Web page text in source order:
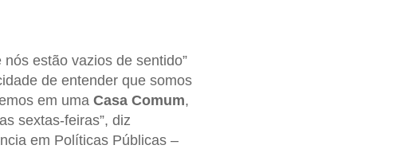
estão vazios de sentido”
de entender que somos
em uma Casa Comum,
sextas-feiras”, diz
em Políticas Públicas –